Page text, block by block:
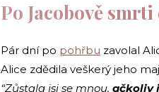
Po Jacobově
Pár dní po pohřbu zavolal
Alice zdědila veškerý jeho
“Zůstala jsi se mnou, ačkoliv